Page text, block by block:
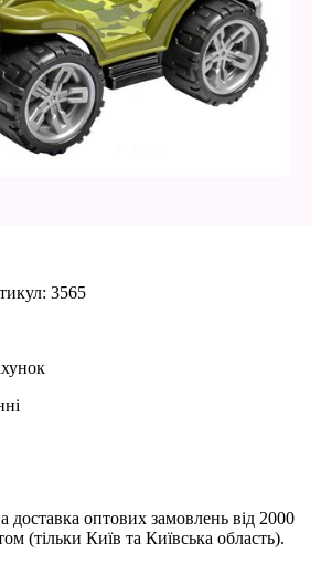
3565
доставка оптових замовлень від 2000
(тільки Київ та Київська область).